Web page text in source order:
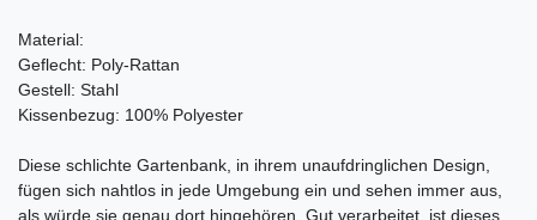
Material:
Geflecht: Poly-Rattan
Gestell: Stahl
Kissenbezug: 100% Polyester
Diese schlichte Gartenbank, in ihrem unaufdringlichen Design,
fügen sich nahtlos in jede Umgebung ein und sehen immer aus,
als würde sie genau dort hingehören. Gut verarbeitet, ist dieses